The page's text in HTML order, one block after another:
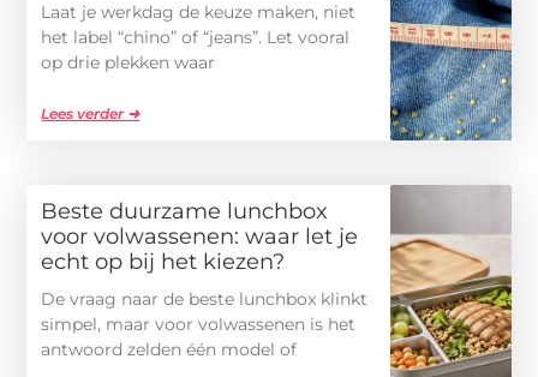
Laat je werkdag de keuze maken, niet
het label “chino” of “jeans”. Let vooral
op drie plekken waar
Lees verder ➜
Beste duurzame lunchbox
voor volwassenen: waar let je
echt op bij het kiezen?
De vraag naar de beste lunchbox klinkt
simpel, maar voor volwassenen is het
antwoord zelden één model of